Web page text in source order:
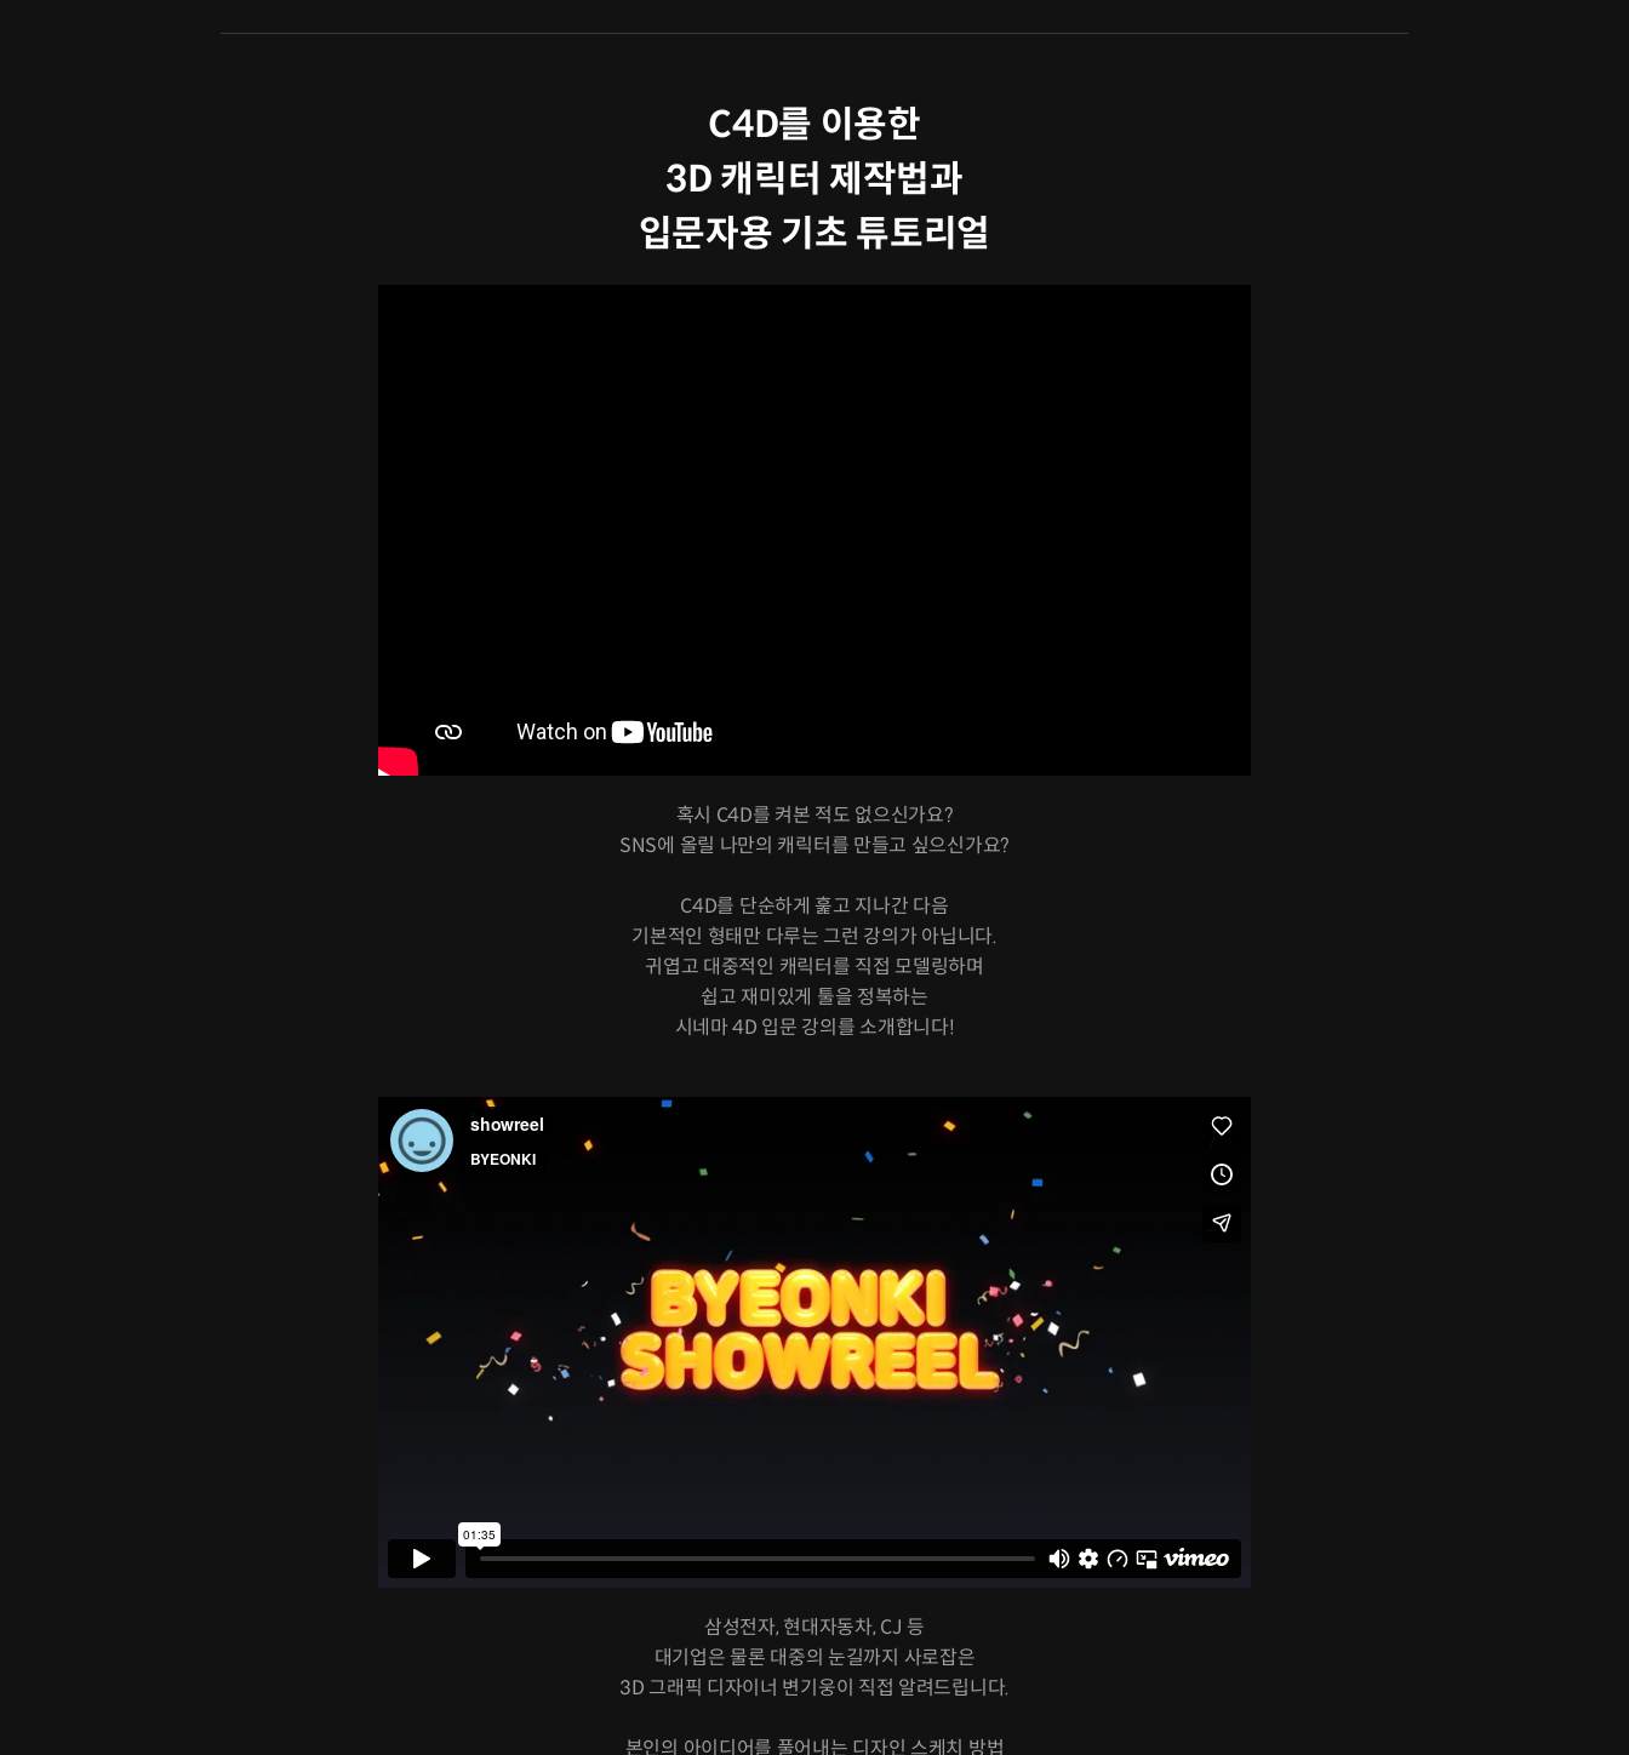
C4D를 이용한
3D 캐릭터 제작법과
입문자용 기초 튜토리얼
혹시 C4D를 켜본 적도 없으신가요?
SNS에 올릴 나만의 캐릭터를 만들고 싶으신가요?
C4D를 단순하게 훑고 지나간 다음
기본적인 형태만 다루는 그런 강의가 아닙니다.
귀엽고 대중적인 캐릭터를 직접 모델링하며
쉽고 재미있게 툴을 정복하는
시네마 4D 입문 강의를 소개합니다!
삼성전자, 현대자동차, CJ 등
대기업은 물론 대중의 눈길까지 사로잡은
3D 그래픽 디자이너 변기웅이 직접 알려드립니다.
본인의 아이디어를 풀어내는 디자인 스케치 방법